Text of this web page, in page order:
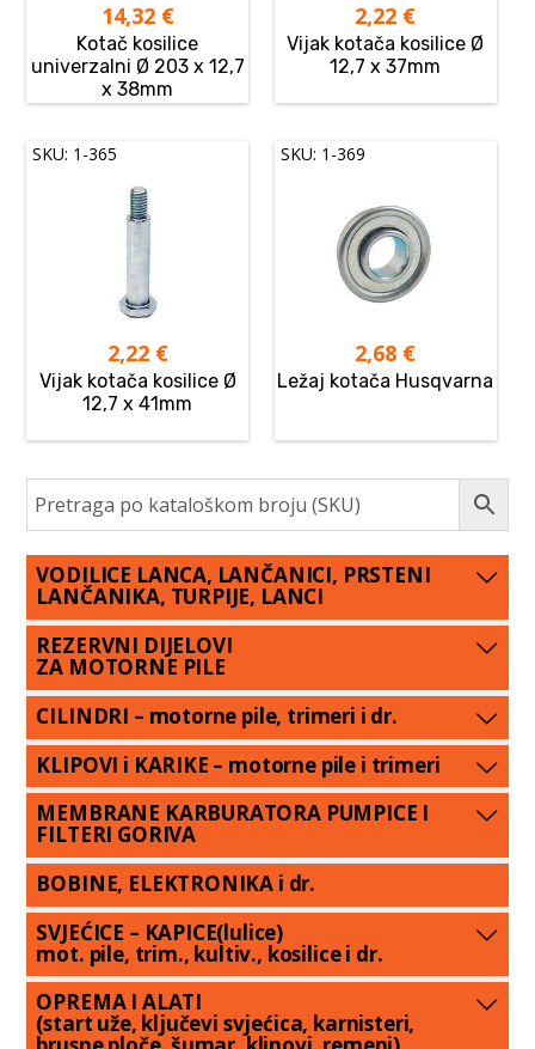
14,32 €
Kotač kosilice
univerzalni Ø 203 x 12,7
x 38mm
2,22 €
Vijak kotača kosilice Ø
12,7 x 37mm
SKU: 1-365
2,22 €
Vijak kotača kosilice Ø
12,7 x 41mm
SKU: 1-369
2,68 €
Ležaj kotača Husqvarna
VODILICE LANCA, LANČANICI, PRSTENI
LANČANIKA, TURPIJE, LANCI
REZERVNI DIJELOVI
ZA MOTORNE PILE
CILINDRI – motorne pile, trimeri i dr.
KLIPOVI i KARIKE – motorne pile i trimeri
MEMBRANE KARBURATORA PUMPICE I
FILTERI GORIVA
BOBINE, ELEKTRONIKA i dr.
SVJEĆICE – KAPICE(lulice)
mot. pile, trim., kultiv., kosilice i dr.
OPREMA I ALATI
(start uže, ključevi svjećica, karnisteri,